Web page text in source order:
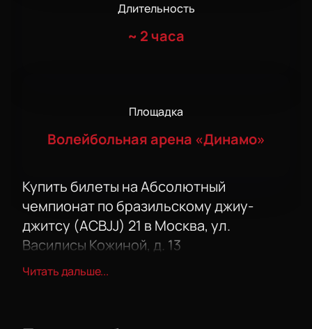
Длительность
~ 2 часа
Площадка
Волейбольная арена «Динамо»
Купить билеты на Абсолютный
чемпионат по бразильскому джиу-
джитсу (ACBJJ) 21 в Москва, ул.
Василисы Кожиной, д. 13
Купить билеты на Абсолютный чемпионат по
бразильскому джиу-джитсу (ACBJJ) 21
Читать дальше...